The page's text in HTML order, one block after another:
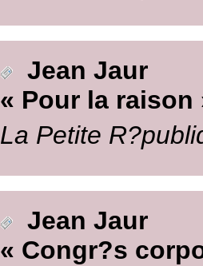
Jean Jaur
« Pour la raison
La Petite
Jean Jaur
« Congr?s